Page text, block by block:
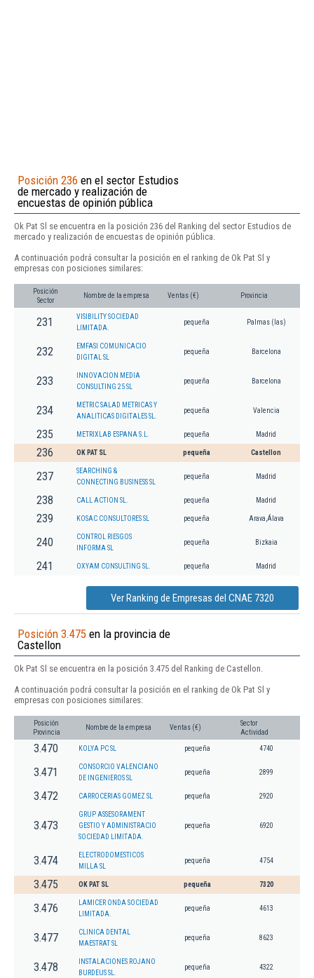
Posición 236 en el sector Estudios
de mercado y realización de
encuestas de opinión pública
Ok Pat Sl se encuentra en la posición 236 del Ranking del sector Estudios de
mercado y realización de encuestas de opinión pública.
A continuación podrá consultar la posición en el ranking de Ok Pat Sl y
empresas con posiciones similares:
Posición
Sector
Nombre de la empresa Ventas (€) Provincia
231
VISIBILITY SOCIEDAD
LIMITADA.
pequeña Palmas (las)
232
EMFASI COMUNICACIO
DIGITAL SL
pequeña Barcelona
233
INNOVACION MEDIA
CONSULTING 25 SL
pequeña Barcelona
234
METRIC SALAD METRICAS Y
ANALITICAS DIGITALES SL.
pequeña Valencia
235 METRIXLAB ESPANA S.L. pequeña Madrid
236 OK PAT SL pequeña Castellon
237
SEARCHING &
CONNECTING BUSINESS SL
pequeña Madrid
238 CALL ACTION SL. pequeña Madrid
239 KOSAC CONSULTORES SL pequeña Arava,Álava
240
CONTROL RIESGOS
INFORMA SL
pequeña Bizkaia
241 OXYAM CONSULTING SL. pequeña Madrid
Ver Ranking de Empresas del CNAE 7320
Posición 3.475 en la provincia de
Castellon
Ok Pat Sl se encuentra en la posición 3.475 del Ranking de Castellon.
A continuación podrá consultar la posición en el ranking de Ok Pat Sl y
empresas con posiciones similares:
Posición
Provincia
Nombre de la empresa Ventas (€)
Sector
Actividad
3.470 KOLYA PC SL pequeña 4740
3.471
CONSORCIO VALENCIANO
DE INGENIEROS SL
pequeña 2899
3.472 CARROCERIAS GOMEZ SL pequeña 2920
3.473
GRUP ASSESORAMENT
GESTIO Y ADMINISTRACIO
SOCIEDAD LIMITADA.
pequeña 6920
3.474
ELECTRODOMESTICOS
MILLA SL
pequeña 4754
3.475 OK PAT SL pequeña 7320
3.476
LAMICER ONDA SOCIEDAD
LIMITADA.
pequeña 4613
3.477
CLINICA DENTAL
MAESTRAT SL
pequeña 8623
3.478
INSTALACIONES ROJANO
BURDEUS SL.
pequeña 4322